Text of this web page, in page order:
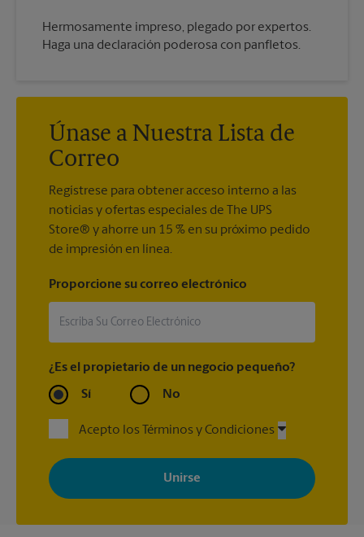
Hermosamente impreso, plegado por expertos.
Haga una declaración poderosa con panfletos.
Únase a Nuestra Lista de
Correo
Regístrese para obtener acceso interno a las
noticias y ofertas especiales de The UPS
Store® y ahorre un 15 % en su próximo pedido
de impresión en línea.
Proporcione su correo electrónico
¿Es el propietario de un negocio pequeño?
Sí No
Acepto los Términos y Condiciones
Al registrarse, acepta recibir correos electrónicos de The UPS
Store con noticias, ofertas especiales, promociones y mensajes
adaptados a sus intereses. Puede darse de baja en cualquier
momento. Para más información, consulte nuestra política de